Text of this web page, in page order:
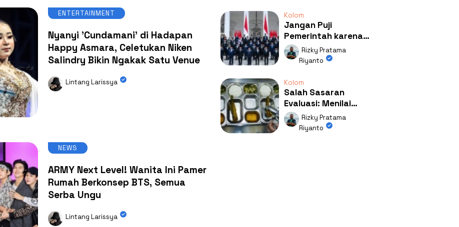
ENTERTAINMENT
Nyanyi 'Cundamani' di Hadapan
Happy Asmara, Celetukan Niken
Salindry Bikin Ngakak Satu Venue
Lintang Larissya
NEWS
ARMY Next Level! Wanita Ini Pamer
Rumah Berkonsep BTS, Semua
Serba Ungu
Lintang Larissya
Kolom
Jangan Puji
Pemerintah karena
Kerja: Mengapa
Publik Begitu Mudah
Rizky Pratama
Riyanto
Kolom
Salah Sasaran
Evaluasi: Menilai
Program MBG Lewat
Respons Anak Itu
Rizky Pratama
Riyanto